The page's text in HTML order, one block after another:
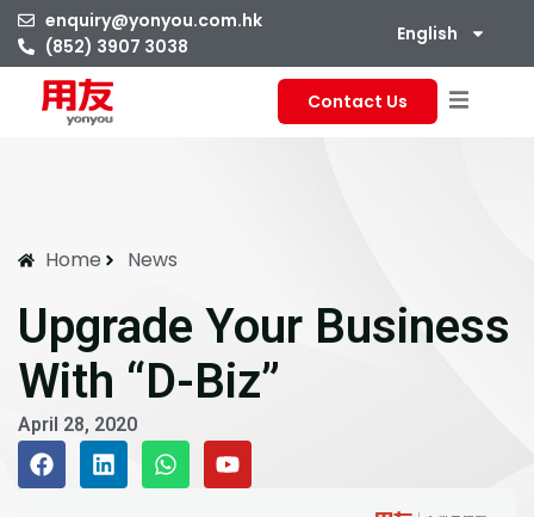
enquiry@yonyou.com.hk
(852) 3907 3038
English
Contact Us
Home News
Upgrade Your Business
With “D-Biz”
April 28, 2020